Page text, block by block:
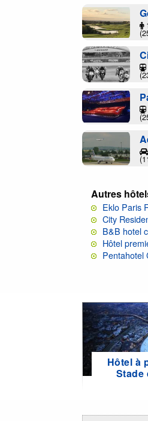
Autres
Eklo Paris
City
B&B hotel
Hôtel
Pentahotel
Hôtel à
Stade